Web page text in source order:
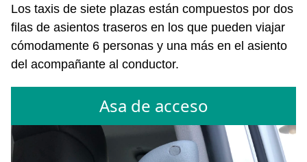
Los taxis de siete plazas están compuestos por dos
filas de asientos traseros en los que pueden viajar
cómodamente 6 personas y una más en el asiento
del acompañante al conductor.
Asa de acceso